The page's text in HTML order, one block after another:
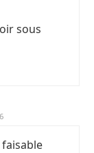
sous
faisable